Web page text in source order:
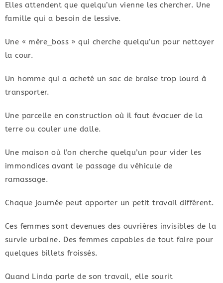
Elles attendent que quelqu’un vienne les chercher. Une
famille qui a besoin de lessive.
Une « mère_boss » qui cherche quelqu’un pour nettoyer
la cour.
Un homme qui a acheté un sac de braise trop lourd à
transporter.
Une parcelle en construction où il faut évacuer de la
terre ou couler une dalle.
Une maison où l’on cherche quelqu’un pour vider les
immondices avant le passage du véhicule de
ramassage.
Chaque journée peut apporter un petit travail différent.
Ces femmes sont devenues des ouvrières invisibles de la
survie urbaine. Des femmes capables de tout faire pour
quelques billets froissés.
Quand Linda parle de son travail, elle sourit